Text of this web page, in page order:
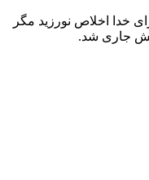
خدا اخلاص نورزید مگر
جاری شد.